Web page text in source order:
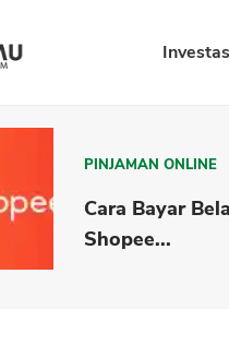
PINJAMAN ONLINE
Cara Bayar
Shopee...